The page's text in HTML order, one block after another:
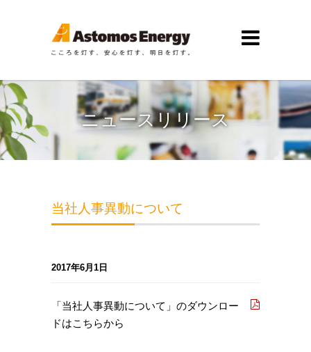
ニュースリリース
当社人事異動について
2017年6月1日
「当社人事異動について」のダウンロー
ドはこちらから